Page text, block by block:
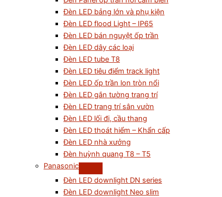
Đèn LED bảng lớn và phụ kiện
Đèn LED flood Light – IP65
Đèn LED bán nguyệt ốp trần
Đèn LED dây các loại
Đèn LED tube T8
Đèn LED tiêu điểm track light
Đèn LED ốp trần lon tròn nổi
Đèn LED gắn tường trang trí
Đèn LED trang trí sân vườn
Đèn LED lối đi, cầu thang
Đèn LED thoát hiểm – Khẩn cấp
Đèn LED nhà xưởng
Đèn huỳnh quang T8 – T5
Panasonic
Đèn LED downlight DN series
Đèn LED downlight Neo slim